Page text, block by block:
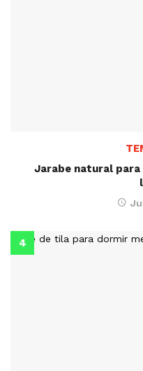
Jarabe natural para